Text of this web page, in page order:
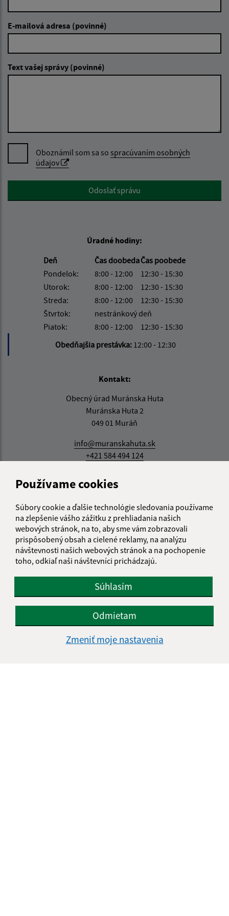
Používame cookies
Súbory cookie a ďalšie technológie sledovania používame
na zlepšenie vášho zážitku z prehliadania našich
webových stránok, na to, aby sme vám zobrazovali
prispôsobený obsah a cielené reklamy, na analýzu
návštevnosti našich webových stránok a na pochopenie
toho, odkiaľ naši návštevníci prichádzajú.
Súhlasím
Odmietam
Zmeniť moje nastavenia
E-mailová adresa (povinné)
Text vašej správy (povinné)
Oboznámil som sa so spracúvaním osobných
údajov
Google reCaptcha ResponseOdoslať správu
Úradné hodiny:
Deň
Čas doobedaČas poobede
Pondelok:
8:00 - 12:00
12:30 - 15:30
Utorok:
8:00 - 12:00
12:30 - 15:30
Streda:
8:00 - 12:00
12:30 - 15:30
Štvrtok:
nestránkový deň
Piatok:
8:00 - 12:00
12:30 - 15:30
Obedňajšia prestávka: 12:00 - 12:30
Kontakt:
Obecný úrad Muránska Huta
Muránska Huta 2
049 01 Muráň
info@muranskahuta.sk
+421 584 494 124